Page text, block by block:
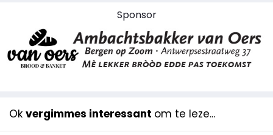
Sponsor
Ok vergimmes interessant om te leze...